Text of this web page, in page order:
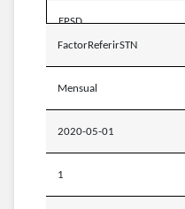
EPSD
FactorReferirSTN
Mensual
2020-05-01
1